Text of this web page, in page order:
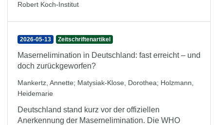
Robert Koch-Institut
2026-05-13 Zeitschriftenartikel
Masernelimination in Deutschland: fast erreicht – und
doch zurückgeworfen?
Mankertz, Annette; Matysiak-Klose, Dorothea; Holzmann,
Heidemarie
Deutschland stand kurz vor der offiziellen
Anerkennung der Masernelimination. Die WHO